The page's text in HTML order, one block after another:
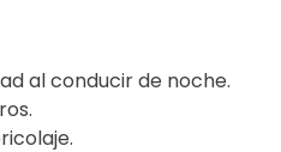
al conducir de noche.